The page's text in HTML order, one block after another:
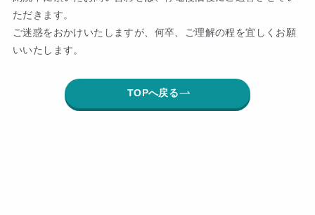
ただきます。
ご迷惑をおかけいたしますが、何卒、ご理解の程を宜しくお願
いいたします。
TOPへ戻る